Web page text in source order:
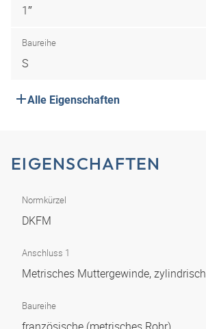
1″
Baureihe
S
Alle Eigenschaften
EIGENSCHAFTEN
Normkürzel
DKFM
Anschluss 1
Metrisches Muttergewinde, zylindrisch
Baureihe